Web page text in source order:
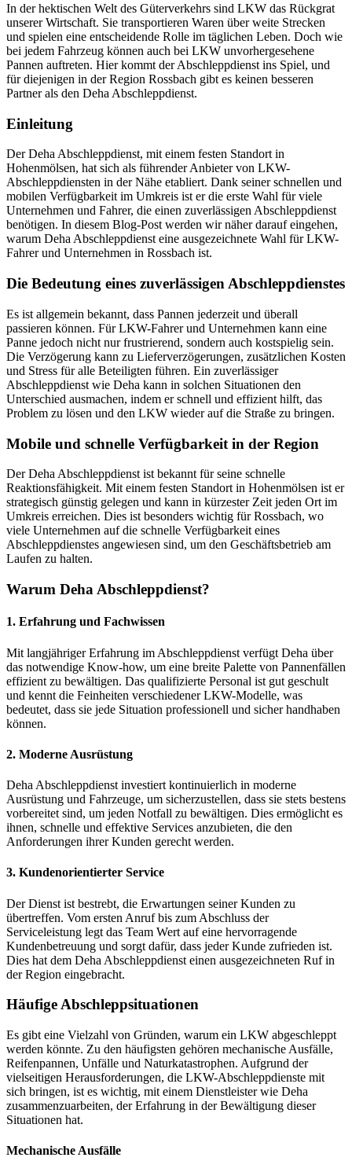
In der hektischen Welt des Güterverkehrs sind LKW das Rückgrat
unserer Wirtschaft. Sie transportieren Waren über weite Strecken
und spielen eine entscheidende Rolle im täglichen Leben. Doch wie
bei jedem Fahrzeug können auch bei LKW unvorhergesehene
Pannen auftreten. Hier kommt der Abschleppdienst ins Spiel, und
für diejenigen in der Region Rossbach gibt es keinen besseren
Partner als den Deha Abschleppdienst.
Einleitung
Der Deha Abschleppdienst, mit einem festen Standort in
Hohenmölsen, hat sich als führender Anbieter von LKW-
Abschleppdiensten in der Nähe etabliert. Dank seiner schnellen und
mobilen Verfügbarkeit im Umkreis ist er die erste Wahl für viele
Unternehmen und Fahrer, die einen zuverlässigen Abschleppdienst
benötigen. In diesem Blog-Post werden wir näher darauf eingehen,
warum Deha Abschleppdienst eine ausgezeichnete Wahl für LKW-
Fahrer und Unternehmen in Rossbach ist.
Die Bedeutung eines zuverlässigen Abschleppdienstes
Es ist allgemein bekannt, dass Pannen jederzeit und überall
passieren können. Für LKW-Fahrer und Unternehmen kann eine
Panne jedoch nicht nur frustrierend, sondern auch kostspielig sein.
Die Verzögerung kann zu Lieferverzögerungen, zusätzlichen Kosten
und Stress für alle Beteiligten führen. Ein zuverlässiger
Abschleppdienst wie Deha kann in solchen Situationen den
Unterschied ausmachen, indem er schnell und effizient hilft, das
Problem zu lösen und den LKW wieder auf die Straße zu bringen.
Mobile und schnelle Verfügbarkeit in der Region
Der Deha Abschleppdienst ist bekannt für seine schnelle
Reaktionsfähigkeit. Mit einem festen Standort in Hohenmölsen ist er
strategisch günstig gelegen und kann in kürzester Zeit jeden Ort im
Umkreis erreichen. Dies ist besonders wichtig für Rossbach, wo
viele Unternehmen auf die schnelle Verfügbarkeit eines
Abschleppdienstes angewiesen sind, um den Geschäftsbetrieb am
Laufen zu halten.
Warum Deha Abschleppdienst?
1. Erfahrung und Fachwissen
Mit langjähriger Erfahrung im Abschleppdienst verfügt Deha über
das notwendige Know-how, um eine breite Palette von Pannenfällen
effizient zu bewältigen. Das qualifizierte Personal ist gut geschult
und kennt die Feinheiten verschiedener LKW-Modelle, was
bedeutet, dass sie jede Situation professionell und sicher handhaben
können.
2. Moderne Ausrüstung
Deha Abschleppdienst investiert kontinuierlich in moderne
Ausrüstung und Fahrzeuge, um sicherzustellen, dass sie stets bestens
vorbereitet sind, um jeden Notfall zu bewältigen. Dies ermöglicht es
ihnen, schnelle und effektive Services anzubieten, die den
Anforderungen ihrer Kunden gerecht werden.
3. Kundenorientierter Service
Der Dienst ist bestrebt, die Erwartungen seiner Kunden zu
übertreffen. Vom ersten Anruf bis zum Abschluss der
Serviceleistung legt das Team Wert auf eine hervorragende
Kundenbetreuung und sorgt dafür, dass jeder Kunde zufrieden ist.
Dies hat dem Deha Abschleppdienst einen ausgezeichneten Ruf in
der Region eingebracht.
Häufige Abschleppsituationen
Es gibt eine Vielzahl von Gründen, warum ein LKW abgeschleppt
werden könnte. Zu den häufigsten gehören mechanische Ausfälle,
Reifenpannen, Unfälle und Naturkatastrophen. Aufgrund der
vielseitigen Herausforderungen, die LKW-Abschleppdienste mit
sich bringen, ist es wichtig, mit einem Dienstleister wie Deha
zusammenzuarbeiten, der Erfahrung in der Bewältigung dieser
Situationen hat.
Mechanische Ausfälle